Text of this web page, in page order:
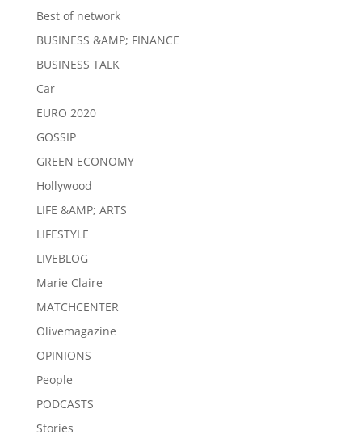
Best of network
BUSINESS &AMP; FINANCE
BUSINESS TALK
Car
EURO 2020
GOSSIP
GREEN ECONOMY
Hollywood
LIFE &AMP; ARTS
LIFESTYLE
LIVEBLOG
Marie Claire
MATCHCENTER
Olivemagazine
OPINIONS
People
PODCASTS
Stories